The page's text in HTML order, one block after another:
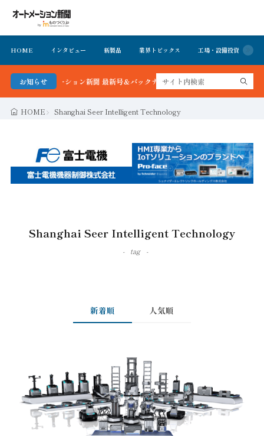
HOME インタビュー 新製品 業界トピックス 工場・設備投資
お知らせ
オートメーション新聞 最新号＆バックナンバーを無料で公開中 詳細はこちら
HOME Shanghai Seer Intelligent Technology
Shanghai Seer Intelligent Technology
tag
新着順 人気順